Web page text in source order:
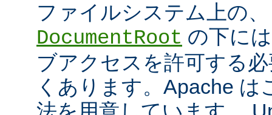
ファイルシステム上の
DocumentRoot の下に
ブアクセスを許可する
くあります。Apache は